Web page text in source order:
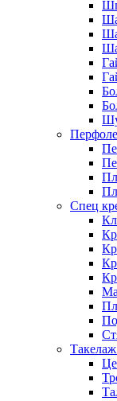
Спец